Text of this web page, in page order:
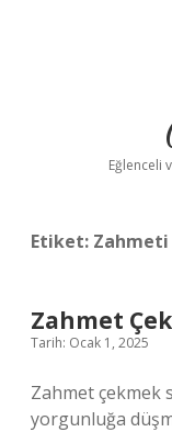
Eğlenceli
Etiket:
Zahmet
Tarih: Ocak 1, 2025
Zahmet çekmek
yorgunluğa